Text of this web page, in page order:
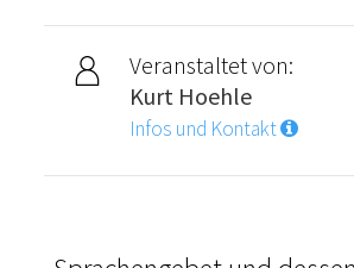
Veranstaltet von:
Kurt Hoehle
Infos und Kontakt